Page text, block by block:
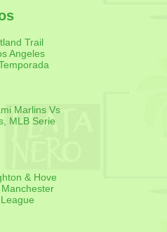
Trail
Angeles
Marlins Vs
MLB Serie
& Hove